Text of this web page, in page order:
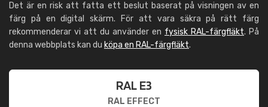
Det är en risk att fatta ett beslut baserat på visningen av en
färg på en digital skärm. För att vara säkra på rätt färg
rekommenderar vi att du använder en fysisk RAL-färgfläkt. På
denna webbplats kan du köpa en RAL-färgfläkt.
RAL E3
RAL EFFECT